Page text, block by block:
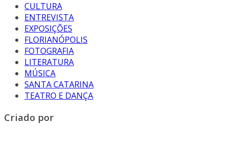
CULTURA
ENTREVISTA
EXPOSIÇÕES
FLORIANÓPOLIS
FOTOGRAFIA
LITERATURA
MÚSICA
SANTA CATARINA
TEATRO E DANÇA
Criado por